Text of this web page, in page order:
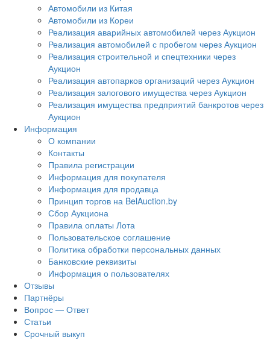
Автомобили из Китая
Автомобили из Кореи
Реализация аварийных автомобилей через Аукцион
Реализация автомобилей с пробегом через Аукцион
Реализация строительной и спецтехники через
Аукцион
Реализация автопарков организаций через Аукцион
Реализация залогового имущества через Аукцион
Реализация имущества предприятий банкротов через
Аукцион
Информация
О компании
Контакты
Правила регистрации
Информация для покупателя
Информация для продавца
Принцип торгов на BelAuction.by
Сбор Аукциона
Правила оплаты Лота
Пользовательское соглашение
Политика обработки персональных данных
Банковские реквизиты
Информация о пользователях
Отзывы
Партнёры
Вопрос — Ответ
Статьи
Срочный выкуп